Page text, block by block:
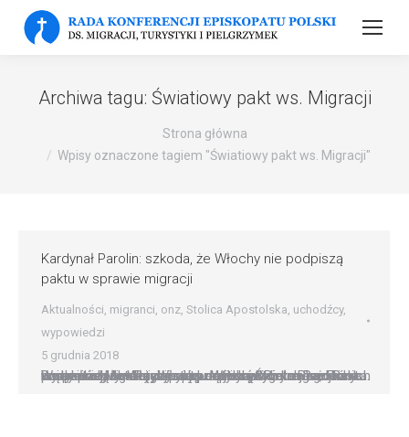
Archiwa tagu: Światiowy pakt ws. Migracji
Strona główna
Wpisy oznaczone tagiem "Światiowy pakt ws. Migracji"
Kardynał Parolin: szkoda, że Włochy nie podpiszą
paktu w sprawie migracji
Aktualności, migranci, onz, Stolica Apostolska, uchodźcy,
wypowiedzi
5 grudnia 2018
Watykański sekretarz stanu kardynał Pietro Parolin wyraził żal, że Włochy nie podpiszą Światowego Paktu w sprawie Migracji. Włochy są jednym z krajów, których rządy podjęły taką decyzję. Jest wśród nich też Polska. Dziennikarze w Rzymie poprosili kardynała Parolina o komentarz do decyzji rządu Włoch, który na razie nie podpisze globalnego paktu dotyczącego migracji i nie…